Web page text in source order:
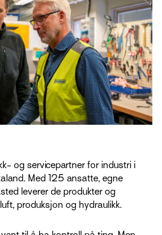
og servicepartner for industri i
Med 125 ansatte, egne
leverer de produkter og
produksjon og hydraulikk.